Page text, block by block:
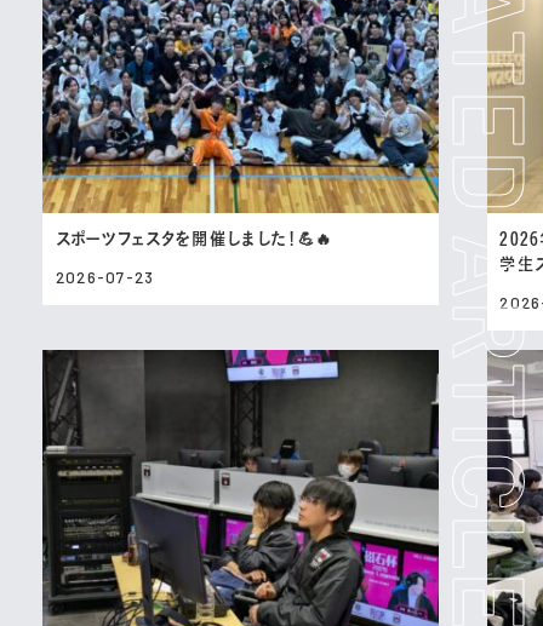
スポーツフェスタを開催しました！💪🔥
2026-07-23
学生